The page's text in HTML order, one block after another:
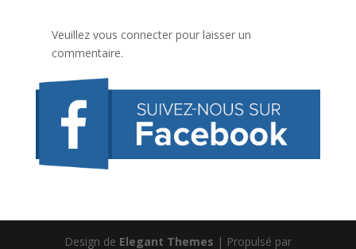
Veuillez vous connecter pour laisser un
commentaire.
Design de Elegant Themes | Propulsé par